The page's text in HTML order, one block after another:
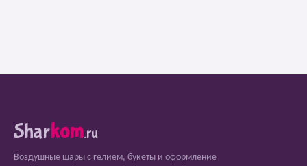
Sharkom.ru
Воздушные шары с гелием, букеты и оформление